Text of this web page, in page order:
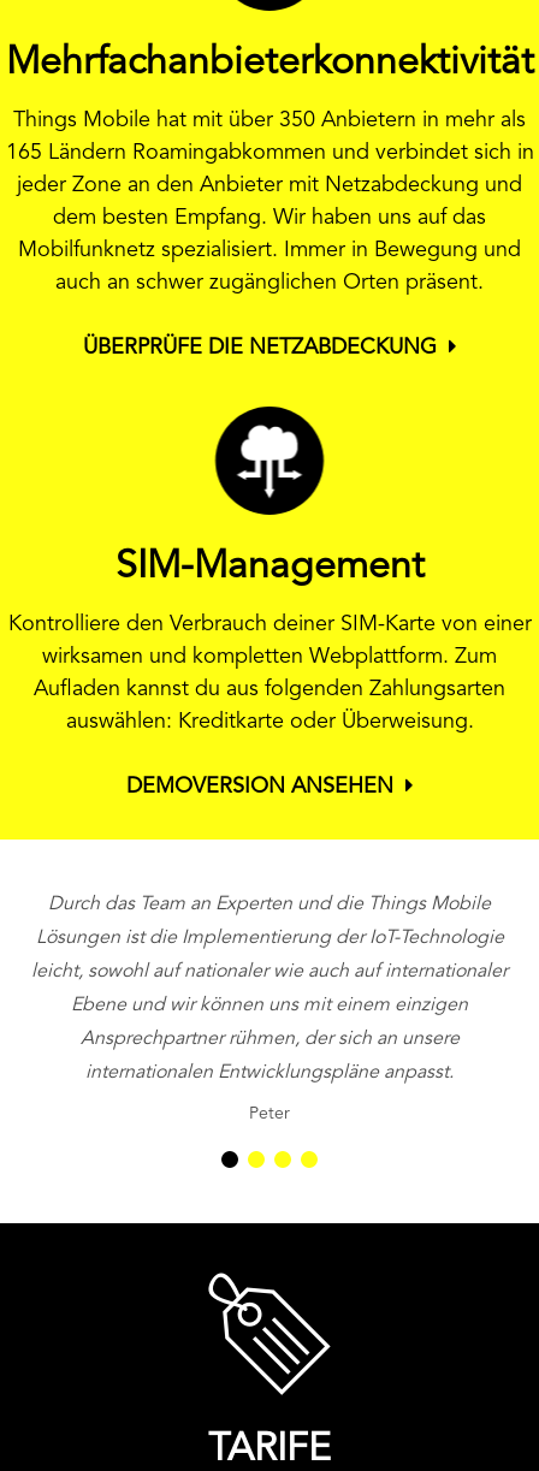
Mehrfachanbieterkonnektivität
Things Mobile hat mit über 350 Anbietern in mehr als
165 Ländern Roamingabkommen und verbindet sich in
jeder Zone an den Anbieter mit Netzabdeckung und
dem besten Empfang. Wir haben uns auf das
Mobilfunknetz spezialisiert. Immer in Bewegung und
auch an schwer zugänglichen Orten präsent.
ÜBERPRÜFE DIE NETZABDECKUNG
SIM-Management
Kontrolliere den Verbrauch deiner SIM-Karte von einer
wirksamen und kompletten Webplattform. Zum
Aufladen kannst du aus folgenden Zahlungsarten
auswählen: Kreditkarte oder Überweisung.
DEMOVERSION ANSEHEN
Durch das Team an Experten und die Things Mobile
Lösungen ist die Implementierung der IoT-Technologie
leicht, sowohl auf nationaler wie auch auf internationaler
Ebene und wir können uns mit einem einzigen
Ansprechpartner rühmen, der sich an unsere
internationalen Entwicklungspläne anpasst.
Peter
TARIFE